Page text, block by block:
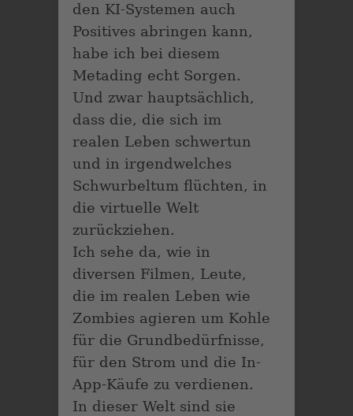
den KI-Systemen auch
Positives abringen kann,
habe ich bei diesem
Metading echt Sorgen.
Und zwar hauptsächlich,
dass die, die sich im
realen Leben schwertun
und in irgendwelches
Schwurbeltum flüchten, in
die virtuelle Welt
zurückziehen.
Ich sehe da, wie in
diversen Filmen, Leute,
die im realen Leben wie
Zombies agieren um Kohle
für die Grundbedürfnisse,
für den Strom und die In-
App-Käufe zu verdienen.
In dieser Welt sind sie